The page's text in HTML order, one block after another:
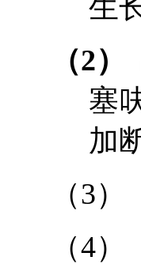
生
（2）
塞
加
（3）
（4）